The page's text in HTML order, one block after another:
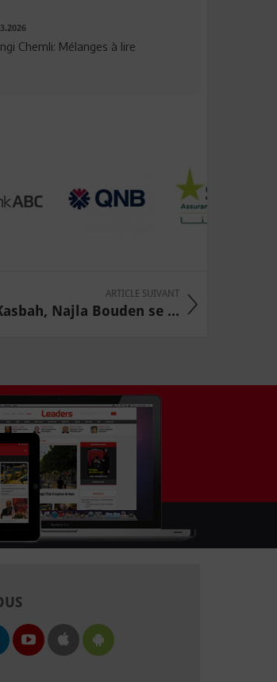
Chemli: Mélanges à lire
ARTICLE SUIVANT
Najla Bouden se ...